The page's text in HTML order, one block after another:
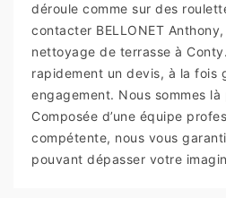
déroule comme sur des
contacter BELLONET
nettoyage de terrasse à
rapidement un devis, à la fois
engagement. Nous sommes
Composée d’une équipe
compétente, nous vous
pouvant dépasser votre